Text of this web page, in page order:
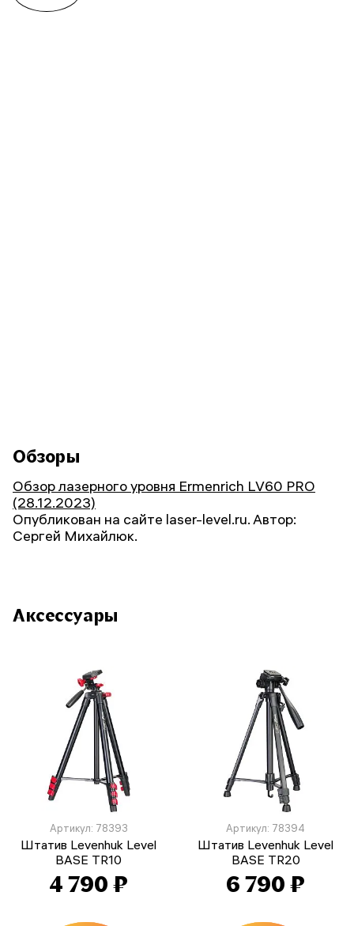
Обзоры
Обзор лазерного уровня Ermenrich LV60 PRO
(28.12.2023)
Опубликован на сайте laser-level.ru. Автор:
Сергей Михайлюк.
Аксессуары
Артикул: 78393
Штатив Levenhuk Level
BASE TR10
4 790 ₽
Артикул: 78394
Штатив Levenhuk Level
BASE TR20
6 790 ₽